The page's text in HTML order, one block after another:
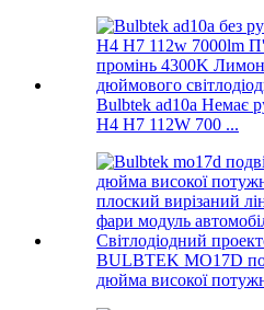
Bulbtek ad10a Немає
H4 H7 112W 700 ...
BULBTEK MO17D
дюйма високої